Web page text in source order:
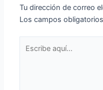
Tu dirección de correo
Los campos
aquí...